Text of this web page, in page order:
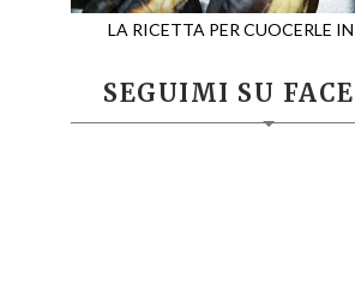
LA RICETTA PER CUOCERLE
SEGUIMI SU